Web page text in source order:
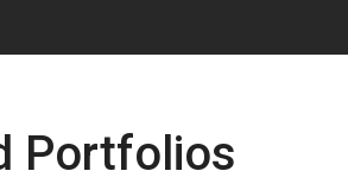
Portfolios